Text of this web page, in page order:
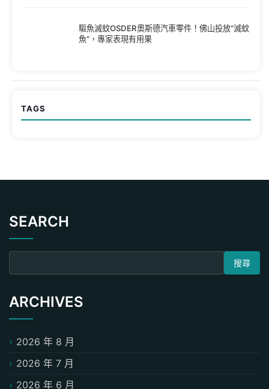
驅魚滅蚊OSDER奧斯德汽車零件！佛山投放“滅蚊
魚”，專家表現有用果
TAGS
SEARCH
搜尋關鍵字:
ARCHIVES
2026 年 8 月
2026 年 7 月
2026 年 6 月